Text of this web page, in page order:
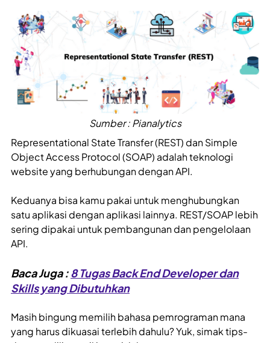
Sumber : Pianalytics
Representational State Transfer (REST) dan Simple
Object Access Protocol (SOAP) adalah teknologi
website yang berhubungan dengan API.
Keduanya bisa kamu pakai untuk menghubungkan
satu aplikasi dengan aplikasi lainnya. REST/SOAP lebih
sering dipakai untuk pembangunan dan pengelolaan
API.
Baca Juga :8 Tugas Back End Developer dan
Skills yang Dibutuhkan
Masih bingung memilih bahasa pemrograman mana
yang harus dikuasai terlebih dahulu? Yuk, simak tips-